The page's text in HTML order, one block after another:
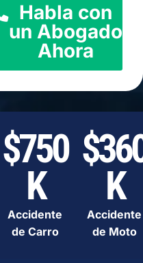
Habla con
un Abogado
Ahora
$750
K
Accidente
de Carro
K
Accidente
de Moto